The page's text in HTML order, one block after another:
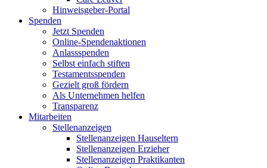
Hinweisgeber-Portal
Spenden
Jetzt Spenden
Online-Spendenaktionen
Anlassspenden
Selbst einfach stiften
Testamentsspenden
Gezielt groß fördern
Als Unternehmen helfen
Transparenz
Mitarbeiten
Stellenanzeigen
Stellenanzeigen Hauseltern
Stellenanzeigen Erzieher
Stellenanzeigen Praktikanten